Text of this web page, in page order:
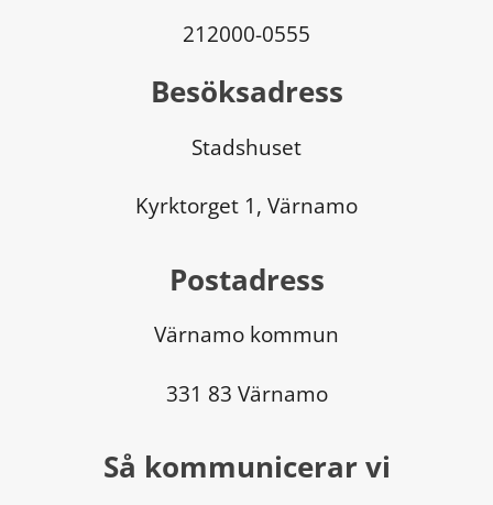
212000-0555
Besöksadress
Stadshuset
Kyrktorget 1, Värnamo
Postadress
Värnamo kommun
331 83 Värnamo
Så kommunicerar vi